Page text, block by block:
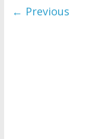
← Previous